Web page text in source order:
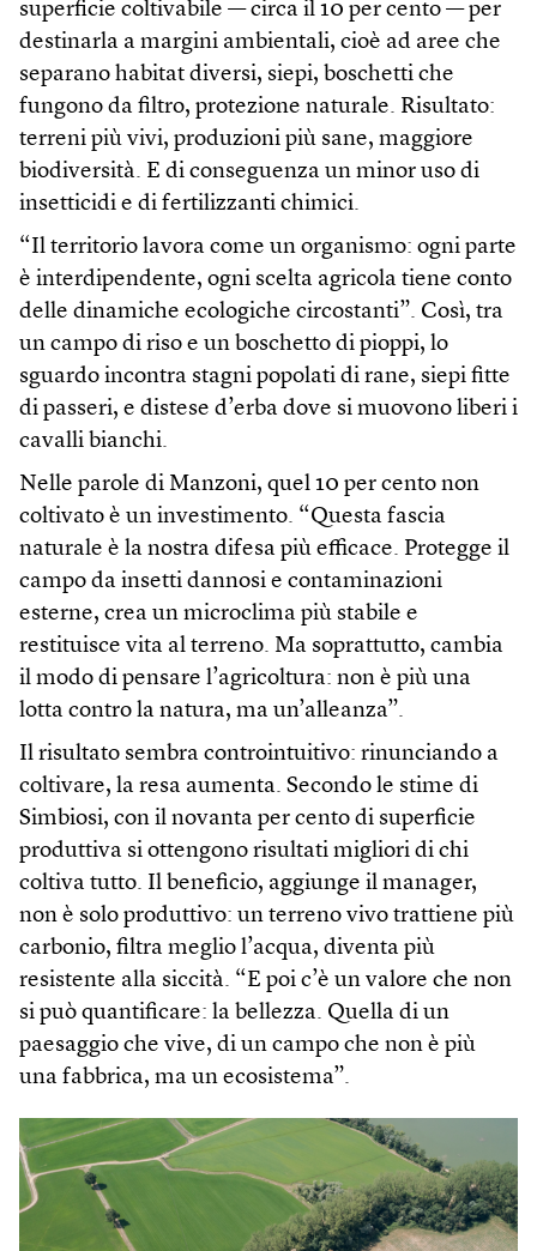
superficie coltivabile — circa il 10 per cento — per
destinarla a margini ambientali, cioè ad aree che
separano habitat diversi, siepi, boschetti che
fungono da filtro, protezione naturale. Risultato:
terreni più vivi, produzioni più sane, maggiore
biodiversità. E di conseguenza un minor uso di
insetticidi e di fertilizzanti chimici.
“Il territorio lavora come un organismo: ogni parte
è interdipendente, ogni scelta agricola tiene conto
delle dinamiche ecologiche circostanti”. Così, tra
un campo di riso e un boschetto di pioppi, lo
sguardo incontra stagni popolati di rane, siepi fitte
di passeri, e distese d’erba dove si muovono liberi i
cavalli bianchi.
Nelle parole di Manzoni, quel 10 per cento non
coltivato è un investimento. “Questa fascia
naturale è la nostra difesa più efficace. Protegge il
campo da insetti dannosi e contaminazioni
esterne, crea un microclima più stabile e
restituisce vita al terreno. Ma soprattutto, cambia
il modo di pensare l’agricoltura: non è più una
lotta contro la natura, ma un’alleanza”.
Il risultato sembra controintuitivo: rinunciando a
coltivare, la resa aumenta. Secondo le stime di
Simbiosi, con il novanta per cento di superficie
produttiva si ottengono risultati migliori di chi
coltiva tutto. Il beneficio, aggiunge il manager,
non è solo produttivo: un terreno vivo trattiene più
carbonio, filtra meglio l’acqua, diventa più
resistente alla siccità. “E poi c’è un valore che non
si può quantificare: la bellezza. Quella di un
paesaggio che vive, di un campo che non è più
una fabbrica, ma un ecosistema”.